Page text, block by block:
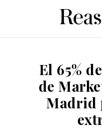
El 65%
de
Madrid